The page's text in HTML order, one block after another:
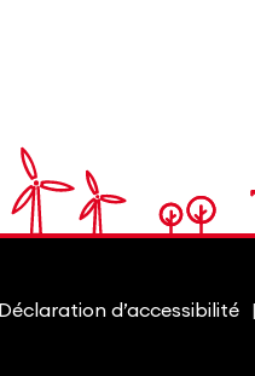
Déclaration d’accessibilité